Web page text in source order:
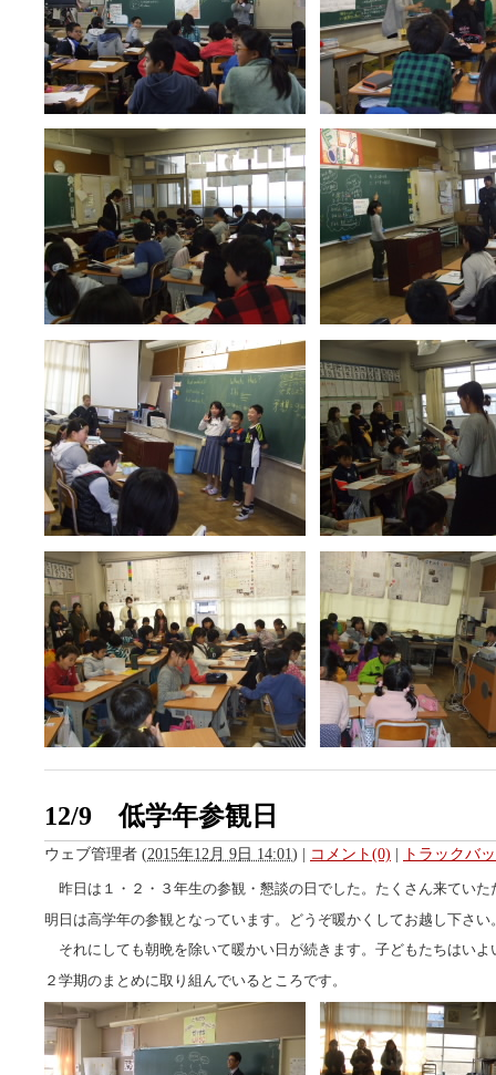
12/9 低学年参観日
ウェブ管理者 (2015年12月 9日 14:01) | コメント(0) | トラックバ
昨日は１・２・３年生の参観・懇談の日でした。たくさん来ていた
明日は高学年の参観となっています。どうぞ暖かくしてお越し下さい
それにしても朝晩を除いて暖かい日が続きます。子どもたちはいよ
２学期のまとめに取り組んでいるところです。